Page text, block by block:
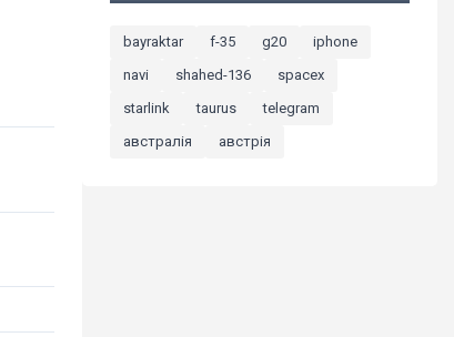
bayraktar f-35 g20
iphone
navi
shahed-136
spacex
starlink
taurus
telegram
австралія
австрія